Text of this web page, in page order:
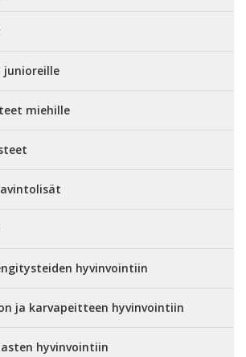
miehille
hyvinvointiin
ja karvapeitteen hyvinvointiin
hyvinvointiin